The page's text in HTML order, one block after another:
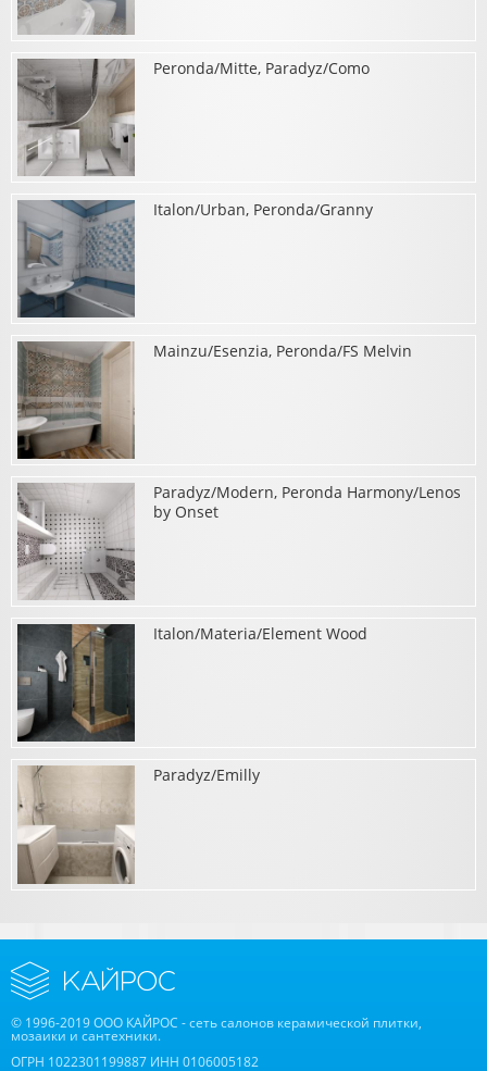
о Cifre/Cromatica/AdobePeronda/Mitte, Paradyz/Como
о Peronda/Mitte, Paradyz/ComoItalon/Urban, Peronda/Granny
о Italon/Urban, Peronda/GrannyMainzu/Esenzia, Peronda/FS Melvin
о Mainzu/Esenzia, Peronda/FS Melvin
Paradyz/Modern, Peronda Harmony/Lenos
by Onset
о Paradyz/Modern, Peronda Harmony/Lenos by Onset
Italon/Materia/Element Wood
о Italon/Materia/Element Wood
Paradyz/Emilly
© 1996-2019 ООО КАЙРОС - сеть салонов керамической плитки,
мозаики и сантехники.
ОГРН 1022301199887 ИНН 0106005182